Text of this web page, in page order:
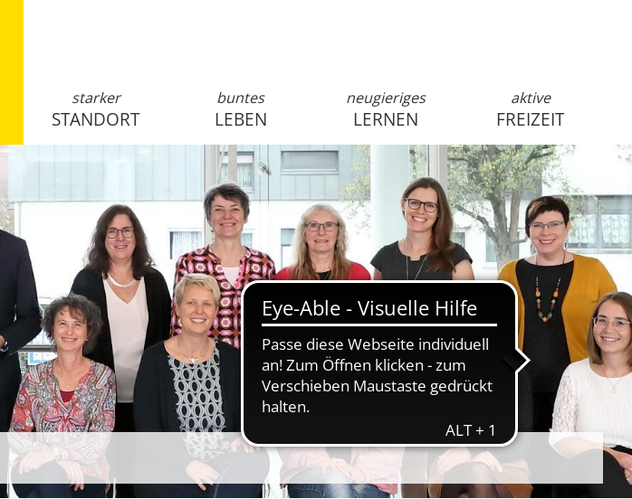
anmelden
starker
STANDORT
buntes
LEBEN
neugieriges
LERNEN
aktive
FREIZEIT